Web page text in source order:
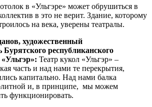
в «Ульгэре» может обрушиться в
в это не верит. Здание, которому
на века, уверены театралы.
художественный
Бурятского республиканского
Театр кукол «Ульгэр» –
часть и над нами те перекрытия,
капитально. Над нами балка
и, в принципе, мы можем
функционировать.